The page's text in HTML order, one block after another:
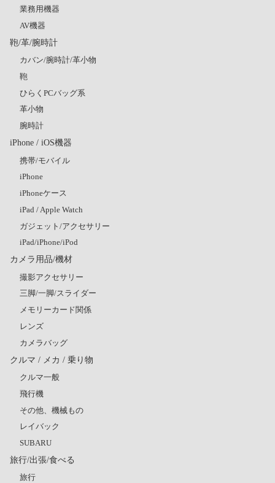
業務用機器
AV機器
鞄/革/腕時計
カバン/腕時計/革小物
鞄
ひらくPCバッグ系
革小物
腕時計
iPhone / iOS機器
携帯/モバイル
iPhone
iPhoneケース
iPad / Apple Watch
ガジェット/アクセサリー
iPad/iPhone/iPod
カメラ用品/機材
撮影アクセサリー
三脚/一脚/スライダー
メモリーカード関係
レンズ
カメラバッグ
クルマ / メカ / 乗り物
クルマ一般
飛行機
その他、機械もの
レイバック
SUBARU
旅行/出張/食べる
旅行